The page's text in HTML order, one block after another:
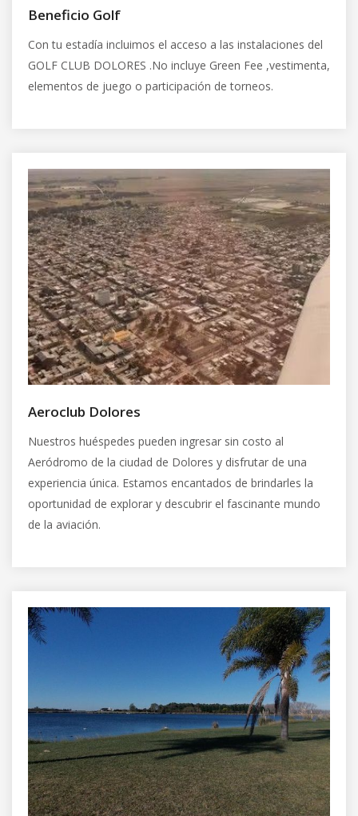
Beneficio Golf
Con tu estadía incluimos el acceso a las instalaciones del
GOLF CLUB DOLORES .No incluye Green Fee ,vestimenta,
elementos de juego o participación de torneos.
Aeroclub Dolores
Nuestros huéspedes pueden ingresar sin costo al
Aeródromo de la ciudad de Dolores y disfrutar de una
experiencia única. Estamos encantados de brindarles la
oportunidad de explorar y descubrir el fascinante mundo
de la aviación.